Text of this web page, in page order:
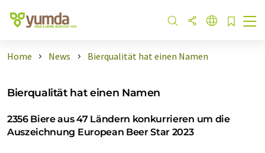
Home News Bierqualität hat einen Namen
Bierqualität hat einen Namen
2356 Biere aus 47 Ländern konkurrieren um die
Auszeichnung European Beer Star 2023